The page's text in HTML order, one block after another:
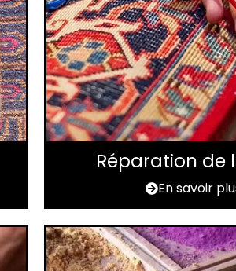
Réparation de
En savoir